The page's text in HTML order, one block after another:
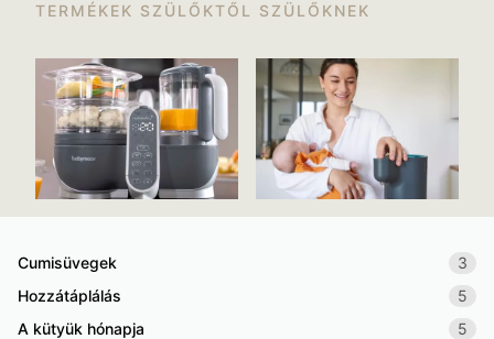
TERMÉKEK SZÜLŐKTŐL SZÜLŐKNEK
Cumisüvegek
3
Hozzátáplálás
5
A kütyük hónapja
5